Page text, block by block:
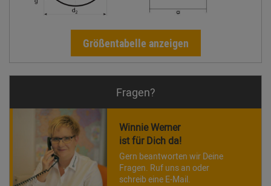
Größentabelle anzeigen
Fragen?
Winnie Werner
ist für Dich da!
Gern beantworten wir Deine
Fragen. Ruf uns an oder
schreib eine E-Mail.